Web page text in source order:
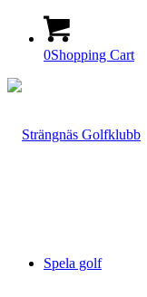
0Shopping Cart
Spela golf